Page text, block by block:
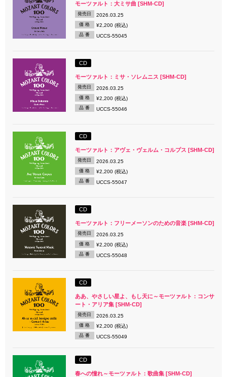
モーツァルト：大ミサ曲 [SHM-CD]
発売日 2026.03.25
価 格 ¥2,200 (税込)
品 番 UCCS-55045
CD
モーツァルト：ミサ・ソレムニス [SHM-CD]
発売日 2026.03.25
価 格 ¥2,200 (税込)
品 番 UCCS-55046
CD
モーツァルト：アヴェ・ヴェルム・コルプス [SHM-CD]
発売日 2026.03.25
価 格 ¥2,200 (税込)
品 番 UCCS-55047
CD
モーツァルト：フリーメーソンのための音楽 [SHM-CD]
発売日 2026.03.25
価 格 ¥2,200 (税込)
品 番 UCCS-55048
CD
ああ、やさしい星よ、もし天に～モーツァルト：コンサ
ート・アリア集 [SHM-CD]
発売日 2026.03.25
価 格 ¥2,200 (税込)
品 番 UCCS-55049
CD
春への憧れ～モーツァルト：歌曲集 [SHM-CD]